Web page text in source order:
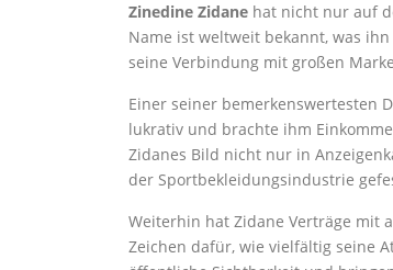
Zinedine Zidane hat nicht nur auf
Name ist weltweit bekannt, was
seine Verbindung mit großen
Einer seiner bemerkenswertesten
lukrativ und brachte ihm
Zidanes Bild nicht nur in
der Sportbekleidungsindustrie
Weiterhin hat Zidane Verträge mit
Zeichen dafür, wie vielfältig seine